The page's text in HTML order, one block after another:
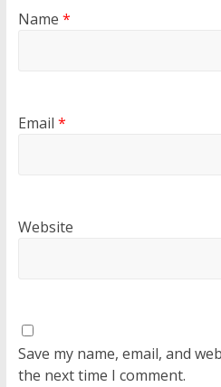
Name *
Email *
Website
Save my name, email, and
the next time I comment.